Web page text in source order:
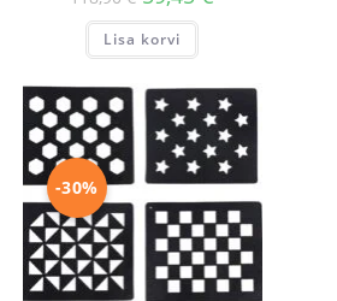
hind
oli:
118,90 €.
Lisa korvi
-30%